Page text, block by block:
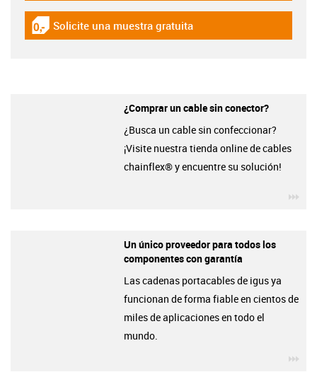
igus-icon-gratismuster
Solicite una muestra gratuita
¿Comprar un cable sin conector?
¿Busca un cable sin confeccionar?
¡Visite nuestra tienda online de cables
chainflex® y encuentre su solución!
Un único proveedor para todos los
componentes con garantía
Las cadenas portacables de igus ya
funcionan de forma fiable en cientos de
miles de aplicaciones en todo el
mundo.